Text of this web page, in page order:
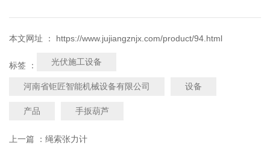
本文网址 ： https://www.jujiangznjx.com/product/94.html
标签 ： 光伏施工设备
河南省钜匠智能机械设备有限公司 设备
产品 手扳葫芦
上一篇 ： 绳索张力计